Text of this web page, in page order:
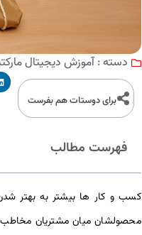
دسته : آموزش دیجیتال
برای دوستات هم بفرست
فهرست مطالب
کسب و کار ها بیشتر به بهتر
محصولشان میان مشتریان مخاطب